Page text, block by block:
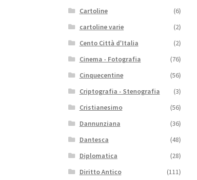
Cartoline
(6)
cartoline varie
(2)
Cento Città d'Italia
(2)
Cinema - Fotografia
(76)
Cinquecentine
(56)
Criptografia - Stenografia
(3)
Cristianesimo
(56)
Dannunziana
(36)
Dantesca
(48)
Diplomatica
(28)
Diritto Antico
(111)